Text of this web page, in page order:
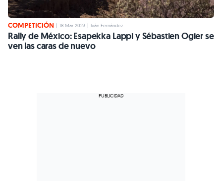
COMPETICIÓN | 18 Mar 2023 | Iván Fernández
Rally de México: Esapekka Lappi y Sébastien Ogier se
ven las caras de nuevo